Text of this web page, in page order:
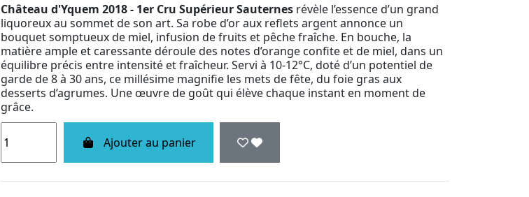
Château d'Yquem 2018 - 1er Cru Supérieur Sauternes révèle l’essence d’un grand
liquoreux au sommet de son art. Sa robe d’or aux reflets argent annonce un
bouquet somptueux de miel, infusion de fruits et pêche fraîche. En bouche, la
matière ample et caressante déroule des notes d’orange confite et de miel, dans un
équilibre précis entre intensité et fraîcheur. Servi à 10-12°C, doté d’un potentiel de
garde de 8 à 30 ans, ce millésime magnifie les mets de fête, du foie gras aux
desserts d’agrumes. Une œuvre de goût qui élève chaque instant en moment de
grâce.
Ajouter au panier